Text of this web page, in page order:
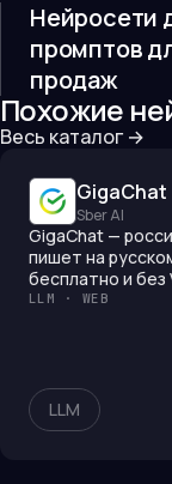
Нейросети
промптов
продаж
Похожие
Весь каталог →
GigaChat
Sber AI
GigaChat —
пишет на
бесплатно и без
LLM · WEB
LLM